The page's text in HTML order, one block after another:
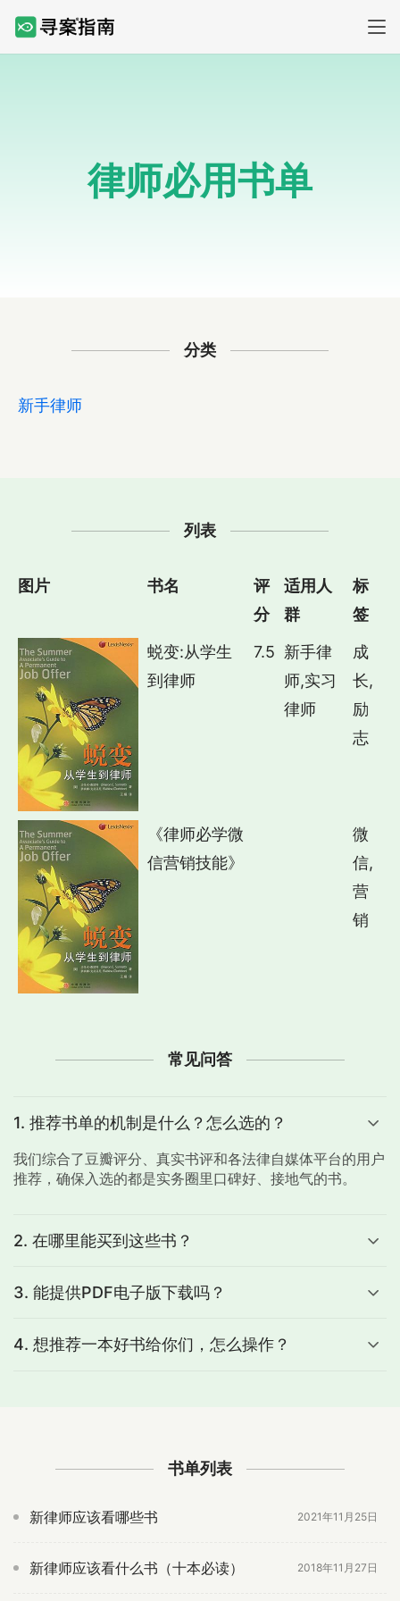
律师必用书单
分类
新手律师
列表
图片 书名
评
分
适用人
群
标
签
蜕变:从学生
到律师
7.5 新手律
师,实习
律师
成
长,
励
志
《律师必学微
信营销技能》
微
信,
营
销
常见问答
1. 推荐书单的机制是什么？怎么选的？
我们综合了豆瓣评分、真实书评和各法律自媒体平台的用户
推荐，确保入选的都是实务圈里口碑好、接地气的书。
2. 在哪里能买到这些书？
3. 能提供PDF电子版下载吗？
4. 想推荐一本好书给你们，怎么操作？
书单列表
新律师应该看哪些书 2021年11月25日
新律师应该看什么书（十本必读） 2018年11月27日